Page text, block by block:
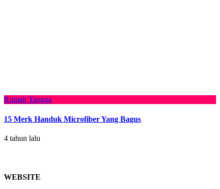
Rumah Tangga
15 Merk Handuk Microfiber Yang Bagus
4 tahun lalu
WEBSITE